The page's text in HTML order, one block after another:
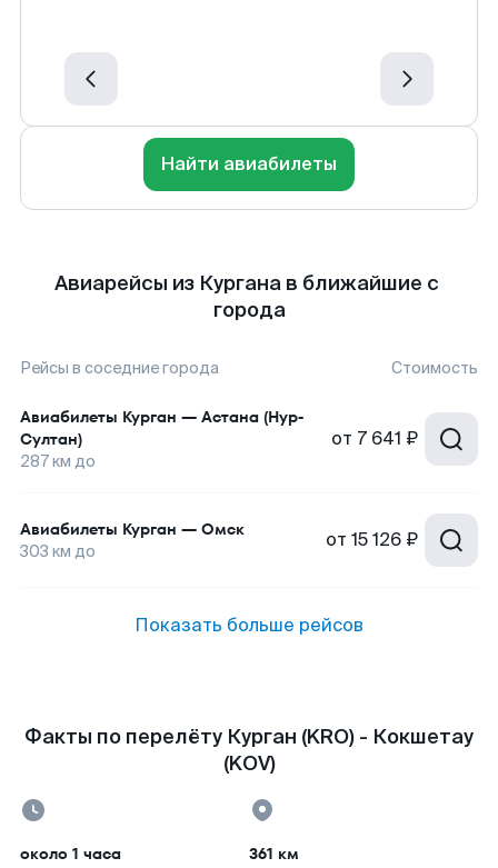
Найти авиабилеты
Авиарейсы из Кургана в ближайшие с
города
Рейсы в соседние города Стоимость
Авиабилеты Курган — Астана (Нур-
Султан)
287км до
от 7 641 ₽
Авиабилеты Курган — Омск
303 км до от 15 126 ₽
Показать больше рейсов
Факты по перелёту Курган (KRO) - Кокшетау
(KOV)
около 1 часа 361 км